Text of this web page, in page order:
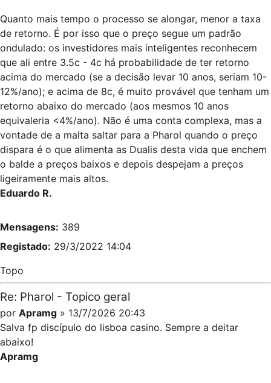
Quanto mais tempo o processo se alongar, menor a taxa
de retorno. É por isso que o preço segue um padrão
ondulado: os investidores mais inteligentes reconhecem
que ali entre 3.5c - 4c há probabilidade de ter retorno
acima do mercado (se a decisão levar 10 anos, seriam 10-
12%/ano); e acima de 8c, é muito provável que tenham um
retorno abaixo do mercado (aos mesmos 10 anos
equivaleria <4%/ano). Não é uma conta complexa, mas a
vontade de a malta saltar para a Pharol quando o preço
dispara é o que alimenta as Dualis desta vida que enchem
o balde a preços baixos e depois despejam a preços
ligeiramente mais altos.
Eduardo R.
Mensagens: 389
Registado: 29/3/2022 14:04
Topo
Re: Pharol - Topico geral
por Apramg » 13/7/2026 20:43
Salva fp discípulo do lisboa casino. Sempre a deitar
abaixo!
Apramg